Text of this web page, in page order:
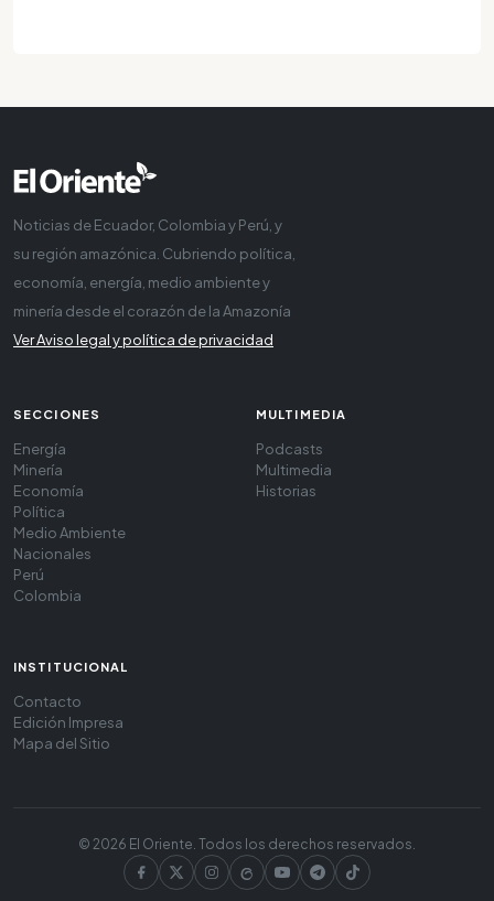
Noticias de Ecuador, Colombia y Perú, y
su región amazónica. Cubriendo política,
economía, energía, medio ambiente y
minería desde el corazón de la Amazonía
Ver Aviso legal y política de privacidad
SECCIONES
Energía
Minería
Economía
Política
Medio Ambiente
Nacionales
Perú
Colombia
MULTIMEDIA
Podcasts
Multimedia
Historias
INSTITUCIONAL
Contacto
Edición Impresa
Mapa del Sitio
© 2026 El Oriente. Todos los derechos reservados.